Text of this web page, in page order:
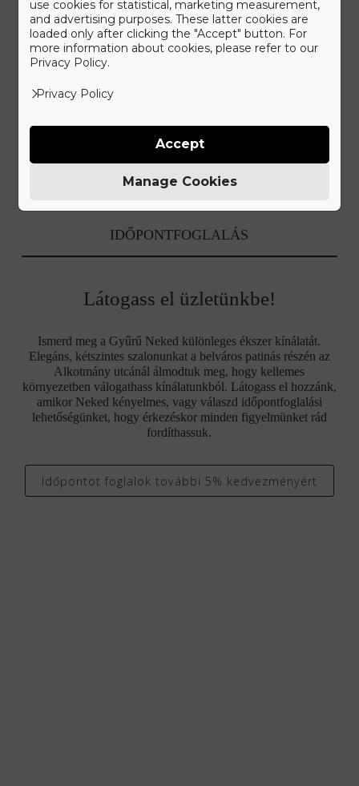
IDŐPONTFOGLALÁS
Látogass el üzletünkbe!
Ismerd meg a Gyűrű Neked különleges ékszer kínálatát.
Elegáns, kétszintes szalonunkat a belváros patinás részén az
Alkotmány utcánál álmodtuk meg, hogy kellemes
környezetben válogathass kínálatunkból. Látogass el hozzánk,
amikor Neked kényelmes, vagy válaszd időpontfoglalási
lehetőségünket, hogy érkezéskor minden figyelmünket rád
fordíthassuk.
Időpontot foglalok további 5% kedvezményért
use cookies for statistical, marketing measurement,
and advertising purposes. These latter cookies are
loaded only after clicking the "Accept" button. For
more information about cookies, please refer to our
Privacy Policy.
Privacy Policy
Manage Cookies
Accept